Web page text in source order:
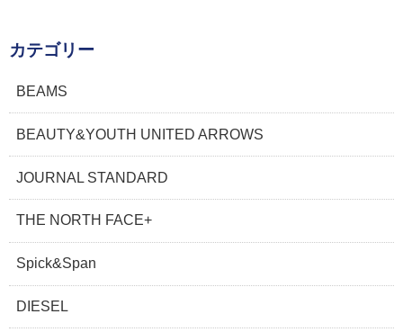
カテゴリー
BEAMS
BEAUTY&YOUTH UNITED ARROWS
JOURNAL STANDARD
THE NORTH FACE+
Spick&Span
DIESEL